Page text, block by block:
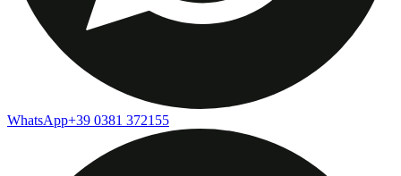
WhatsApp+39 0381 372155